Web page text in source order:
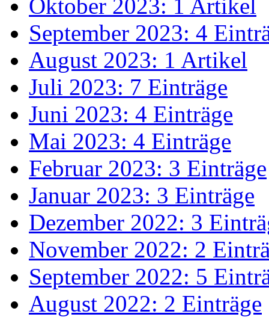
Oktober 2023: 1 Artikel
September 2023: 4
August 2023: 1 Artikel
Juli 2023: 7 Einträge
Juni 2023: 4 Einträge
Mai 2023: 4 Einträge
Februar 2023: 3 Einträge
Januar 2023: 3 Einträge
Dezember 2022: 3
November 2022: 2
September 2022: 5
August 2022: 2 Einträge